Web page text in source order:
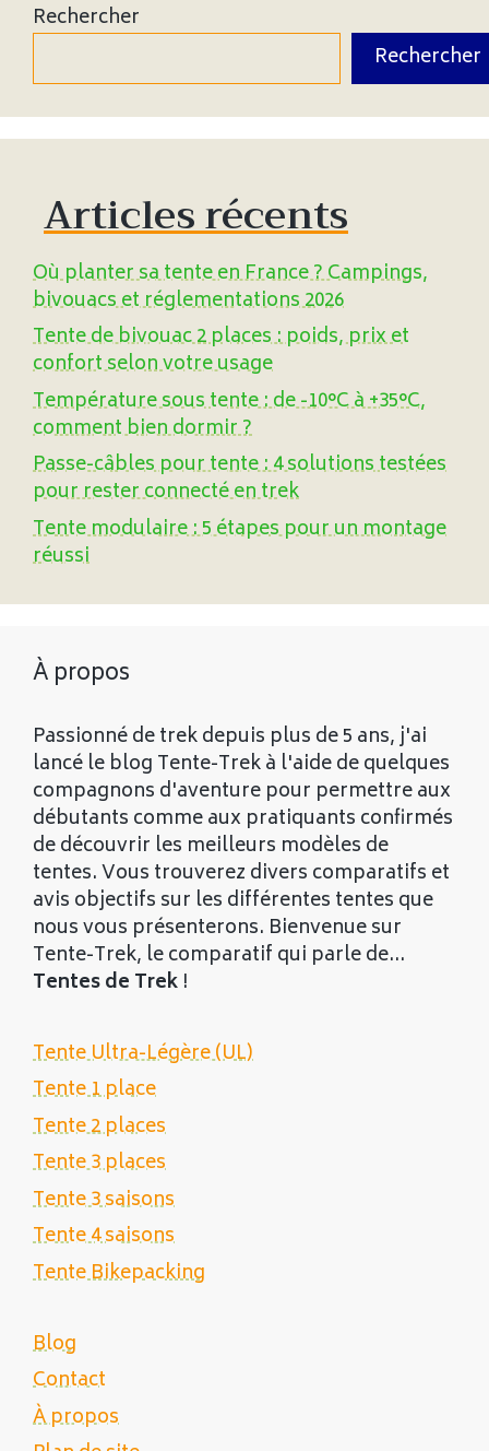
Rechercher
Rechercher
Articles récents
Où planter sa tente en France ? Campings,
bivouacs et réglementations 2026
Tente de bivouac 2 places : poids, prix et
confort selon votre usage
Température sous tente : de -10°C à +35°C,
comment bien dormir ?
Passe-câbles pour tente : 4 solutions testées
pour rester connecté en trek
Tente modulaire : 5 étapes pour un montage
réussi
À propos
Passionné de trek depuis plus de 5 ans, j'ai
lancé le blog Tente-Trek à l'aide de quelques
compagnons d'aventure pour permettre aux
débutants comme aux pratiquants confirmés
de découvrir les meilleurs modèles de
tentes. Vous trouverez divers comparatifs et
avis objectifs sur les différentes tentes que
nous vous présenterons. Bienvenue sur
Tente-Trek, le comparatif qui parle de...
Tentes de Trek !
Tente Ultra-Légère (UL)
Tente 1 place
Tente 2 places
Tente 3 places
Tente 3 saisons
Tente 4 saisons
Tente Bikepacking
Blog
Contact
À propos